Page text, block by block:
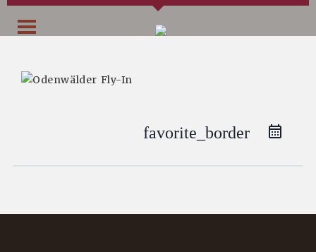
favorite_border